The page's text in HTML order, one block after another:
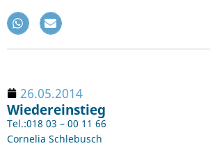
26.05.2014
Wiedereinstieg
Tel.:018 03 – 00 11 66
Cornelia Schlebusch